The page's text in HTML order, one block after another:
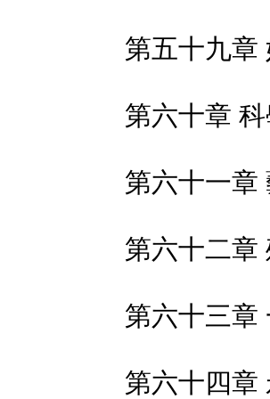
第五十九章
第六十章
第六十一章
第六十二章
第六十三章
第六十四章